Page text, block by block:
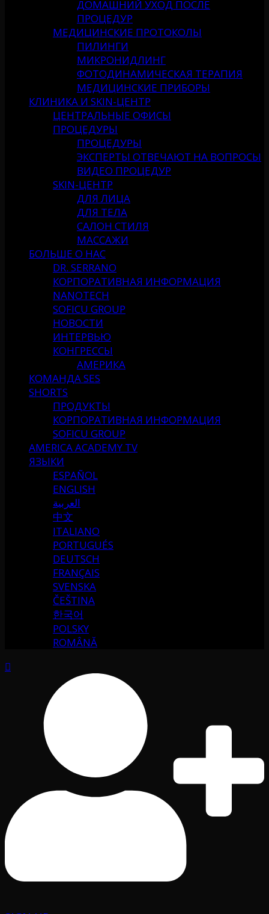
ДОМАШНИЙ УХОД ПОСЛЕ
ПРОЦЕДУР
МЕДИЦИНСКИЕ ПРОТОКОЛЫ
ПИЛИНГИ
МИКРОНИДЛИНГ
ФОТОДИНАМИЧЕСКАЯ ТЕРАПИЯ
МЕДИЦИНСКИЕ ПРИБОРЫ
КЛИНИКА И SKIN-ЦЕНТР
ЦЕНТРАЛЬНЫЕ ОФИСЫ
ПРОЦЕДУРЫ
ПРОЦЕДУРЫ
ЭКСПЕРТЫ ОТВЕЧАЮТ НА ВОПРОСЫ
ВИДЕО ПРОЦЕДУР
SKIN-ЦЕНТР
ДЛЯ ЛИЦА
ДЛЯ ТЕЛА
САЛОН СТИЛЯ
МАССАЖИ
БОЛЬШЕ О НАС
DR. SERRANO
КОРПОРАТИВНАЯ ИНФОРМАЦИЯ
NANOTECH
SOFICU GROUP
НОВОСТИ
ИНТЕРВЬЮ
КОНГРЕССЫ
АМЕРИКА
КОМАНДА SES
SHORTS
ПРОДУКТЫ
КОРПОРАТИВНАЯ ИНФОРМАЦИЯ
SOFICU GROUP
AMERICA ACADEMY TV
ЯЗЫКИ
ESPAÑOL
ENGLISH
العربية
中文
ITALIANO
PORTUGUÉS
DEUTSCH
FRANÇAIS
SVENSKA
ČEŠTINA
한국어
POLSKY
ROMÂNĂ